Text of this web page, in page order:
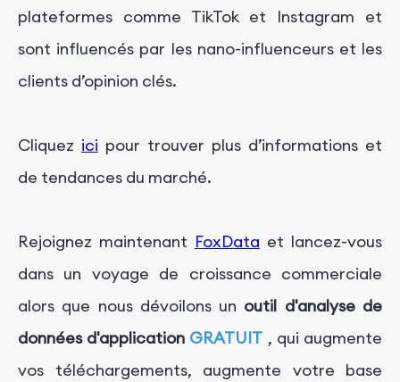
plateformes comme TikTok et Instagram et
sont influencés par les nano-influenceurs et les
clients d’opinion clés.
Cliquez ici pour trouver plus d’informations et
de tendances du marché.
Rejoignez maintenant FoxData et lancez-vous
dans un voyage de croissance commerciale
alors que nous dévoilons un outil d'analyse de
données d'application GRATUIT , qui augmente
vos téléchargements, augmente votre base